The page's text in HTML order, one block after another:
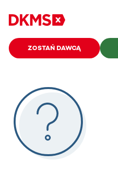
ZOSTAŃ DAWCĄ